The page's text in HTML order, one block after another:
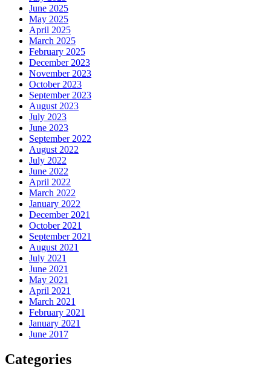
June 2025
May 2025
April 2025
March 2025
February 2025
December 2023
November 2023
October 2023
September 2023
August 2023
July 2023
June 2023
September 2022
August 2022
July 2022
June 2022
April 2022
March 2022
January 2022
December 2021
October 2021
September 2021
August 2021
July 2021
June 2021
May 2021
April 2021
March 2021
February 2021
January 2021
June 2017
Categories